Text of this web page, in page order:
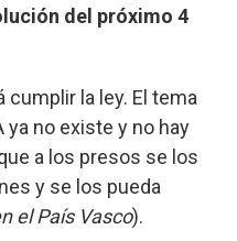
del próximo 4
cumplir la ley. El tema
ya no existe y no hay
a los presos se los
y se los pueda
el País Vasco).